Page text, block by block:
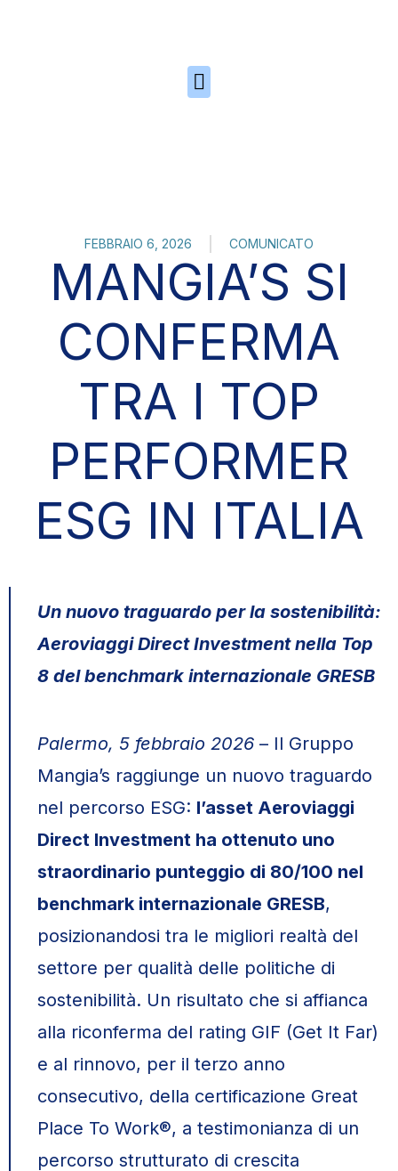
FEBBRAIO 6, 2026 COMUNICATO
MANGIA’S SI
CONFERMA
TRA I TOP
PERFORMER
ESG IN ITALIA
Un nuovo traguardo per la sostenibilità:
Aeroviaggi Direct Investment nella Top
8 del benchmark internazionale GRESB
Palermo, 5 febbraio 2026 – Il Gruppo
Mangia’s raggiunge un nuovo traguardo
nel percorso ESG: l’asset Aeroviaggi
Direct Investment ha ottenuto uno
straordinario punteggio di 80/100 nel
benchmark internazionale GRESB,
posizionandosi tra le migliori realtà del
settore per qualità delle politiche di
sostenibilità. Un risultato che si affianca
alla riconferma del rating GIF (Get It Far)
e al rinnovo, per il terzo anno
consecutivo, della certificazione Great
Place To Work®, a testimonianza di un
percorso strutturato di crescita